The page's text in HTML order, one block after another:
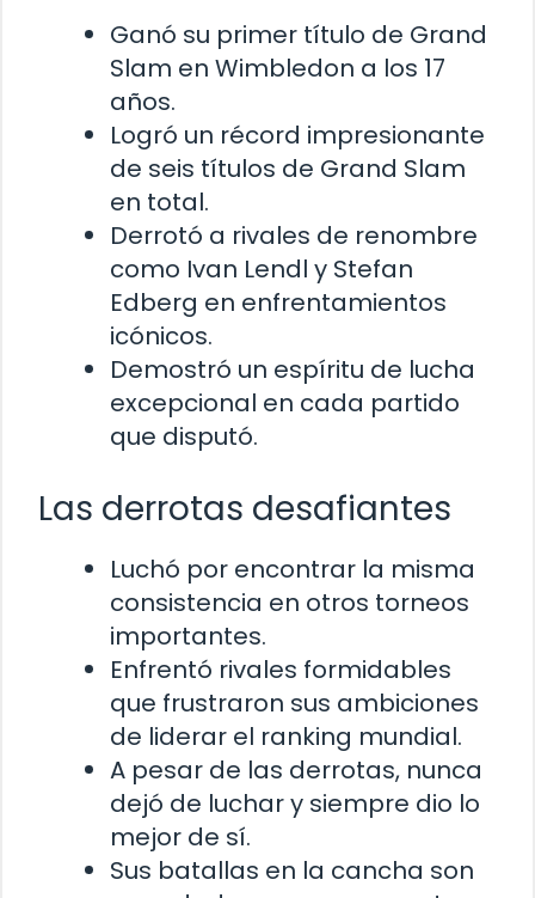
Ganó su primer título de Grand
Slam en Wimbledon a los 17
años.
Logró un récord impresionante
de seis títulos de Grand Slam
en total.
Derrotó a rivales de renombre
como Ivan Lendl y Stefan
Edberg en enfrentamientos
icónicos.
Demostró un espíritu de lucha
excepcional en cada partido
que disputó.
Las derrotas desafiantes
Luchó por encontrar la misma
consistencia en otros torneos
importantes.
Enfrentó rivales formidables
que frustraron sus ambiciones
de liderar el ranking mundial.
A pesar de las derrotas, nunca
dejó de luchar y siempre dio lo
mejor de sí.
Sus batallas en la cancha son